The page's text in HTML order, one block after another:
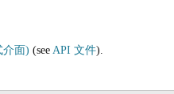
介面) (see API 文件).